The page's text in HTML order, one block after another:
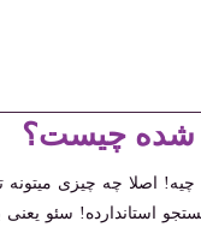
شده چیست؟
چیه! اصلا چه چیزی
استاندارده! سئو